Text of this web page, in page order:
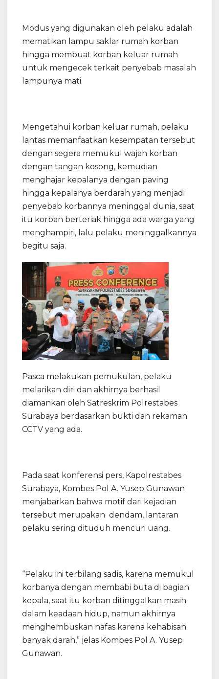
Modus yang digunakan oleh pelaku adalah
mematikan lampu saklar rumah korban
hingga membuat korban keluar rumah
untuk mengecek terkait penyebab masalah
lampunya mati.
Mengetahui korban keluar rumah, pelaku
lantas memanfaatkan kesempatan tersebut
dengan segera memukul wajah korban
dengan tangan kosong, kemudian
menghajar kepalanya dengan paving
hingga kepalanya berdarah yang menjadi
penyebab korbannya meninggal dunia, saat
itu korban berteriak hingga ada warga yang
menghampiri, lalu pelaku meninggalkannya
begitu saja.
Pasca melakukan pemukulan, pelaku
melarikan diri dan akhirnya berhasil
diamankan oleh Satreskrim Polrestabes
Surabaya berdasarkan bukti dan rekaman
CCTV yang ada.
Pada saat konferensi pers, Kapolrestabes
Surabaya, Kombes Pol A. Yusep Gunawan
menjabarkan bahwa motif dari kejadian
tersebut merupakan dendam, lantaran
pelaku sering dituduh mencuri uang.
“Pelaku ini terbilang sadis, karena memukul
korbanya dengan membabi buta di bagian
kepala, saat itu korban ditinggalkan masih
dalam keadaan hidup, namun akhirnya
menghembuskan nafas karena kehabisan
banyak darah,” jelas Kombes Pol A. Yusep
Gunawan.